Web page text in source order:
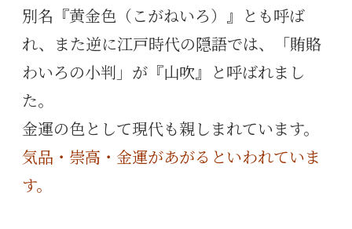
別名『黄金色（こがねいろ）』とも呼ば
れ、また逆に江戸時代の隠語では、「賄賂
わいろの小判」が『山吹』と呼ばれまし
た。
金運の色として現代も親しまれています。
気品・崇高・金運があがるといわれていま
す。